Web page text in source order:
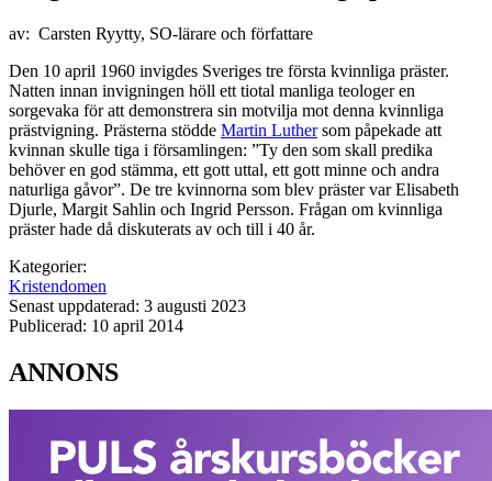
av: Carsten Ryytty, SO-lärare och författare
Den 10 april 1960 invigdes Sveriges tre första kvinnliga präster.
Natten innan invigningen höll ett tiotal manliga teologer en
sorgevaka för att demonstrera sin motvilja mot denna kvinnliga
prästvigning. Prästerna stödde Martin Luthersom påpekade att
kvinnan skulle tiga i församlingen: ”Ty den som skall predika
behöver en god stämma, ett gott uttal, ett gott minne och andra
naturliga gåvor”. De tre kvinnorna som blev präster var Elisabeth
Djurle, Margit Sahlin och Ingrid Persson. Frågan om kvinnliga
präster hade då diskuterats av och till i 40 år.
Kategorier:
Kristendomen
Senast uppdaterad: 3 augusti 2023
Publicerad: 10 april 2014
ANNONS